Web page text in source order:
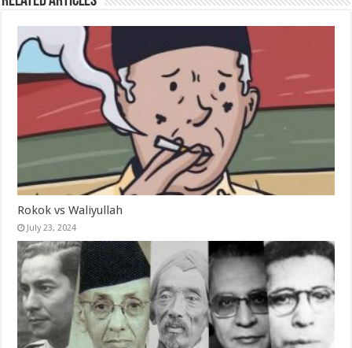
Rokok vs Waliyullah
July 23, 2024